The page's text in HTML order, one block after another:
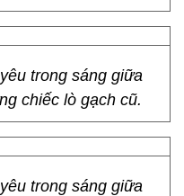
trong sáng giữa
chiếc lò gạch cũ.
trong sáng giữa